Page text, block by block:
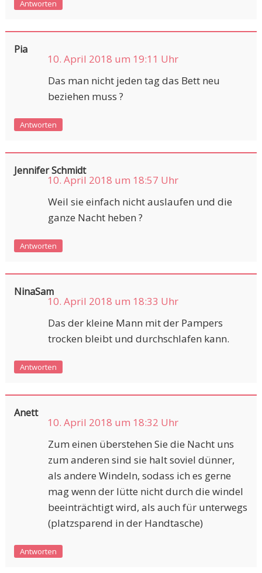
Antworten
Pia
10. April 2018 um 19:11 Uhr
Das man nicht jeden tag das Bett neu
beziehen muss ?
Antworten
Jennifer Schmidt
10. April 2018 um 18:57 Uhr
Weil sie einfach nicht auslaufen und die
ganze Nacht heben ?
Antworten
NinaSam
10. April 2018 um 18:33 Uhr
Das der kleine Mann mit der Pampers
trocken bleibt und durchschlafen kann.
Antworten
Anett
10. April 2018 um 18:32 Uhr
Zum einen überstehen Sie die Nacht uns
zum anderen sind sie halt soviel dünner,
als andere Windeln, sodass ich es gerne
mag wenn der lütte nicht durch die windel
beeinträchtigt wird, als auch für unterwegs
(platzsparend in der Handtasche)
Antworten